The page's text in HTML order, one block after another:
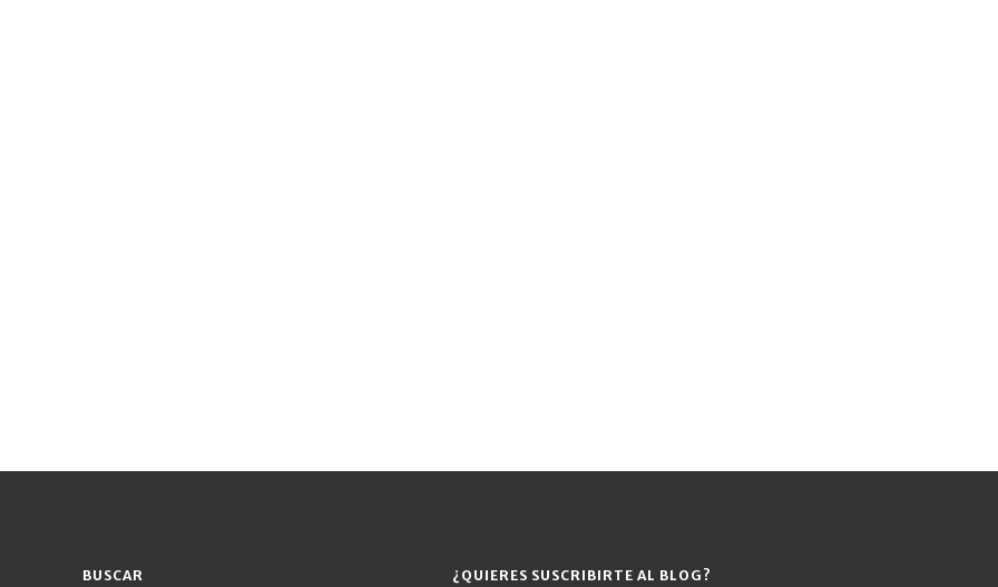
BUSCAR ¿QUIERES SUSCRIBIRTE AL BLOG?